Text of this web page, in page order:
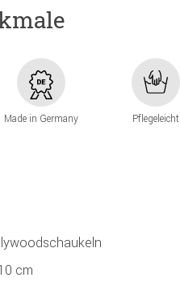
Made in Germany Pflegeleicht
cm